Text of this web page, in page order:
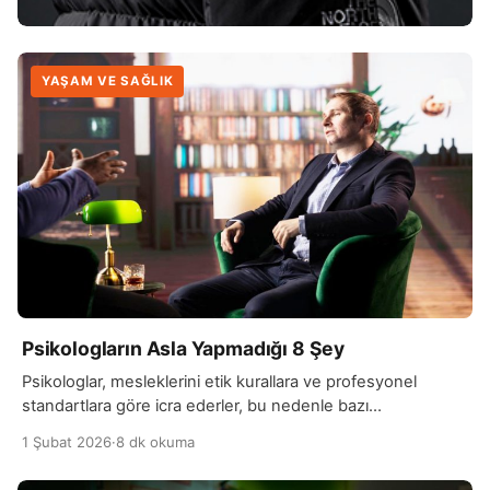
YAŞAM VE SAĞLIK
Psikologların Asla Yapmadığı 8 Şey
Psikologlar, mesleklerini etik kurallara ve profesyonel
standartlara göre icra ederler, bu nedenle bazı
önyargılarını terapötik sürece dahil etmezler. Bir psikolog,
danışanını yargılamaz veya kendi değerlerini dayatmaz.
1 Şubat 2026·8 dk okuma